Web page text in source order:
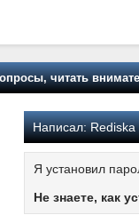
читать
Написал:Rediska
Я установил
Не знаете, как